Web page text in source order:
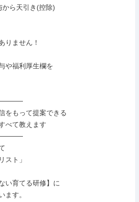
ら天引き(控除)
りません！
や福利厚生欄を
をもって提案できる
べて教えます
スト」
い育てる研修】に
ます。